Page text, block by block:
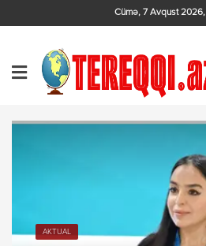
Cümə, 7 Avqust 2026,
AKTUAL